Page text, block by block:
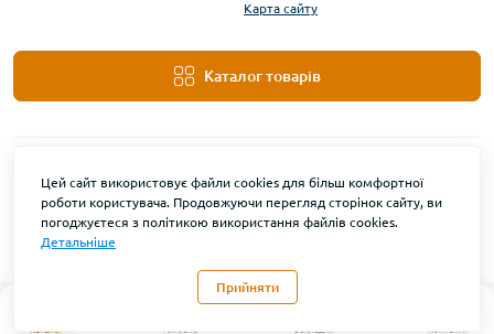
Каталог Головна Закладки Контакти
Карта сайту
Каталог товарів
Цей сайт використовує файли cookies для більш комфортної
роботи користувача. Продовжуючи перегляд сторінок сайту, ви
погоджуєтеся з політикою використання файлів cookies.
Детальніше
Прийняти